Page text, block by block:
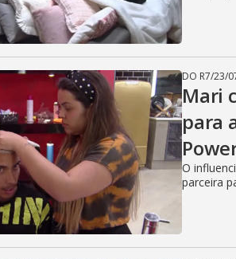
DO R7/23/
Mari
para
O
parceira